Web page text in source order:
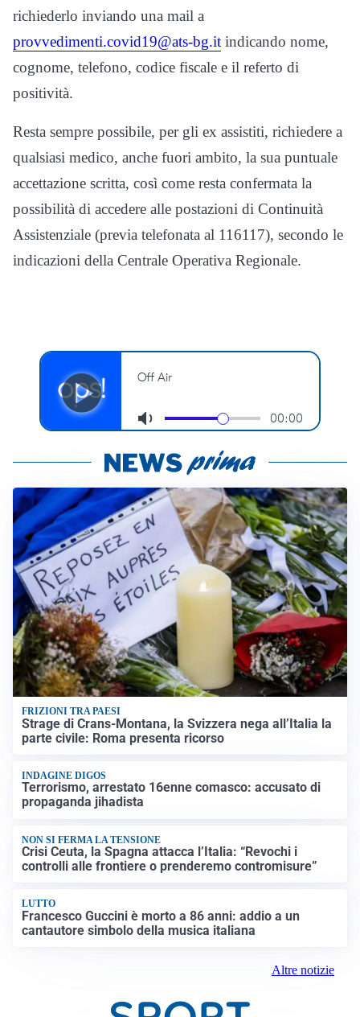
richiederlo inviando una mail a
provvedimenti.covid19@ats-bg.it indicando nome,
cognome, telefono, codice fiscale e il referto di
positività.
Resta sempre possibile, per gli ex assistiti, richiedere a
qualsiasi medico, anche fuori ambito, la sua puntuale
accettazione scritta, così come resta confermata la
possibilità di accedere alle postazioni di Continuità
Assistenziale (previa telefonata al 116117), secondo le
indicazioni della Centrale Operativa Regionale.
FRIZIONI TRA PAESI
Strage di Crans-Montana, la Svizzera nega all’Italia la
parte civile: Roma presenta ricorso
INDAGINE DIGOS
Terrorismo, arrestato 16enne comasco: accusato di
propaganda jihadista
NON SI FERMA LA TENSIONE
Crisi Ceuta, la Spagna attacca l’Italia: “Revochi i
controlli alle frontiere o prenderemo contromisure”
LUTTO
Francesco Guccini è morto a 86 anni: addio a un
cantautore simbolo della musica italiana
Altre notizie